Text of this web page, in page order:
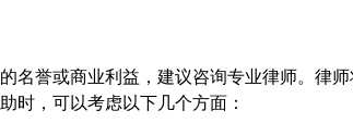
名誉或商业利益，建议咨询专业律师。律
时，可以考虑以下几个方面：